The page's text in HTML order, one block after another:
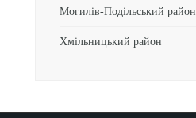
Могилів-Подільський район
Хмільницький район